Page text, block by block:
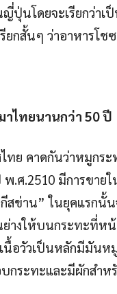
ปุ่นโดยจะเรียกว่าเ
ยกสั้นๆ ว่าอาหารโช
าไทยนานกว่า 50 ปี
ทย คาดกันว่าหมูกระ
.ศ.2510 มีการขายใ
กีสข่าน” ในยุคแรกนั้
างให้บนกระทะที่หน้
นื้อวัวเป็นหลักมีมันห
กระทะและมีผักสำห